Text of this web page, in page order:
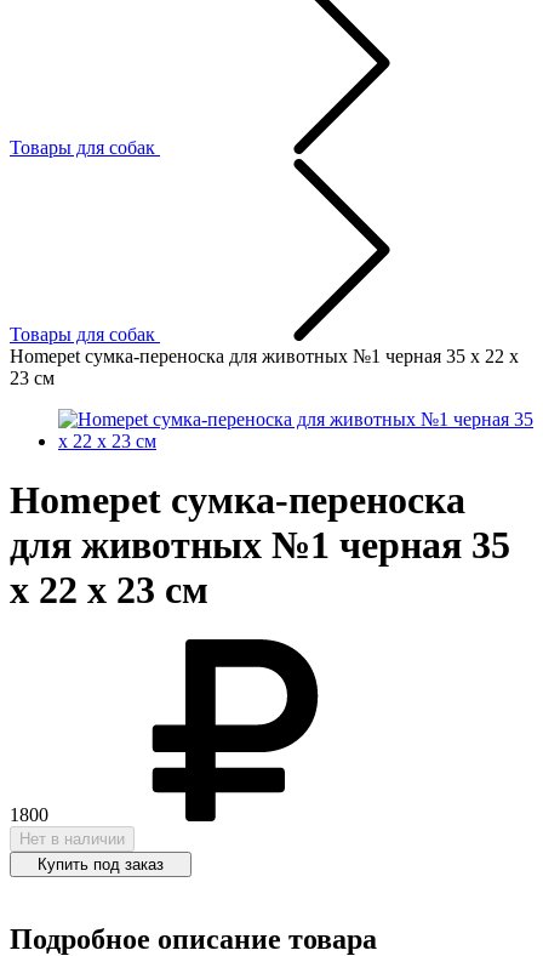
Товары для собак
Товары для собак
Homepet сумка-переноска для животных №1 черная 35 х 22 х
23 см
Homepet сумка-переноска
для животных №1 черная 35
х 22 х 23 см
1800
Нет в наличии
Купить под заказ
Подробное описание товара